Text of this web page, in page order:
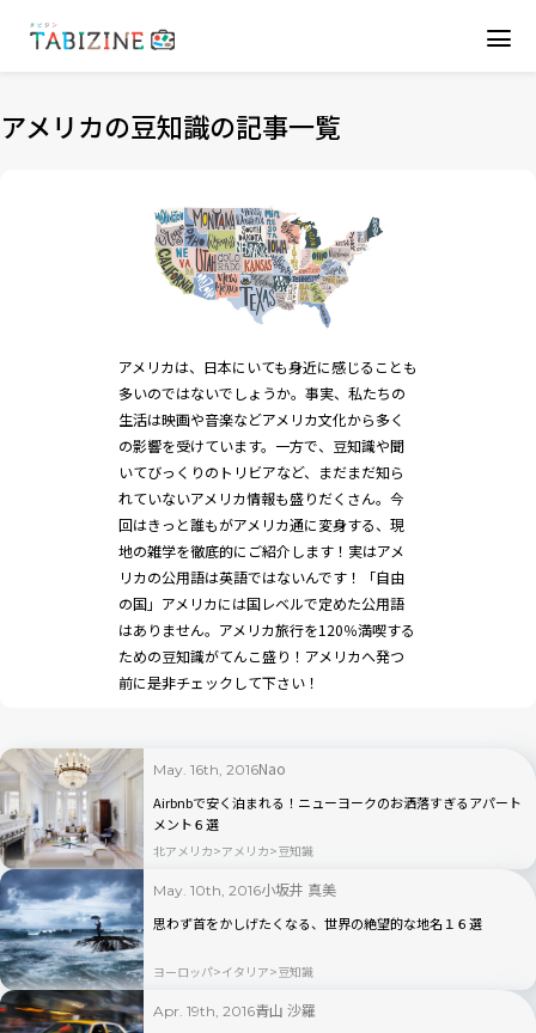
アメリカの豆知識の記事一覧
アメリカは、日本にいても身近に感じることも
多いのではないでしょうか。事実、私たちの
生活は映画や音楽などアメリカ文化から多く
の影響を受けています。一方で、豆知識や聞
いてびっくりのトリビアなど、まだまだ知ら
れていないアメリカ情報も盛りだくさん。今
回はきっと誰もがアメリカ通に変身する、現
地の雑学を徹底的にご紹介します！実はアメ
リカの公用語は英語ではないんです！「自由
の国」アメリカには国レベルで定めた公用語
はありません。アメリカ旅行を120％満喫する
ための豆知識がてんこ盛り！アメリカへ発つ
前に是非チェックして下さい！
May. 16th, 2016Nao
Airbnbで安く泊まれる！ニューヨークのお洒落すぎるアパート
メント６選
北アメリカ アメリカ 豆知識
May. 10th, 2016小坂井 真美
思わず首をかしげたくなる、世界の絶望的な地名１６選
ヨーロッパ イタリア 豆知識
Apr. 19th, 2016青山 沙羅